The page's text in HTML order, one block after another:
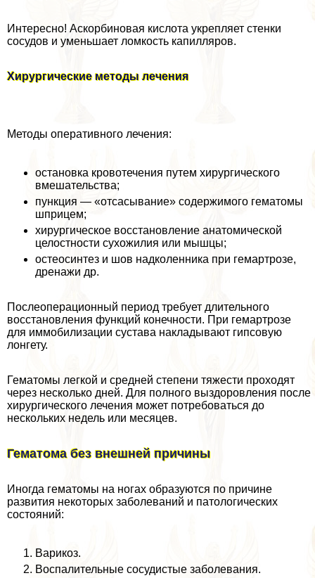
Интересно! Аскорбиновая кислота укрепляет стенки
сосудов и уменьшает ломкость капилляров.
Хирургические методы лечения
Методы оперативного лечения:
остановка кровотечения путем хирургического
вмешательства;
пункция — «отсасывание» содержимого гематомы
шприцем;
хирургическое восстановление анатомической
целостности сухожилия или мышцы;
остеосинтез и шов надколенника при гемартрозе,
дренажи др.
Послеоперационный период требует длительного
восстановления функций конечности. При гемартрозе
для иммобилизации сустава накладывают гипсовую
лонгету.
Гематомы легкой и средней степени тяжести проходят
через несколько дней. Для полного выздоровления после
хирургического лечения может потребоваться до
нескольких недель или месяцев.
Гематома без внешней причины
Иногда гематомы на ногах образуются по причине
развития некоторых заболеваний и патологических
состояний:
Варикоз.
Воспалительные сосудистые заболевания.